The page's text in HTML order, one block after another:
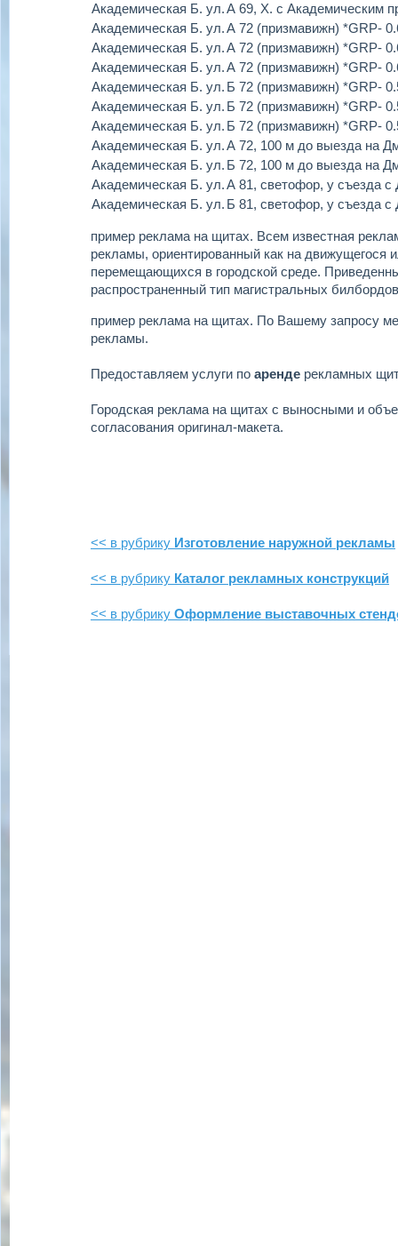
Академическая Б. ул.А 69, Х. с Академическим
Академическая Б. ул.А 72 (призмавижн) *GRP-
Академическая Б. ул.А 72 (призмавижн) *GRP-
Академическая Б. ул.А 72 (призмавижн) *GRP-
Академическая Б. ул. Б 72 (призмавижн) *GRP-
Академическая Б. ул. Б 72 (призмавижн) *GRP-
Академическая Б. ул. Б 72 (призмавижн) *GRP-
Академическая Б. ул.А 72, 100 м до выезда на
Академическая Б. ул. Б 72, 100 м до выезда на
Академическая Б. ул.А 81, светофор, у съезда с
Академическая Б. ул. Б 81, светофор, у съезда
пример реклама на щитах. Всем известная
рекламы, ориентированный как на движущегося
перемещающихся в городской среде.
распространенный тип магистральных
пример реклама на щитах. По Вашему запросу
рекламы.
Предоставляем услуги по аренде рекламных
Городская реклама на щитах с выносными и
согласования оригинал-макета.
<< в рубрику Изготовление наружной рекламы
<< в рубрику Каталог рекламных конструкций
<< в рубрику Оформление выставочных